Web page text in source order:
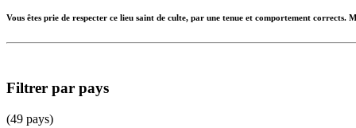
Vous êtes prie de respecter ce lieu saint de culte, par une tenue et comportement corrects.
Filtrer par pays
(49 pays)